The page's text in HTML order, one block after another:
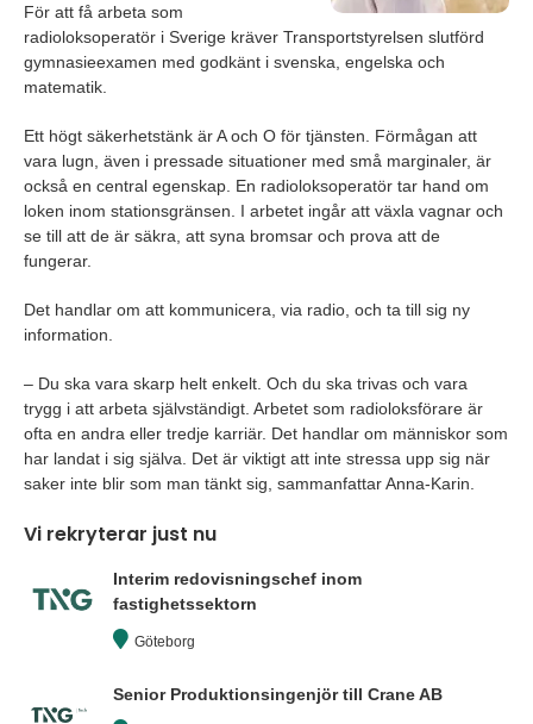
För att få arbeta som
radioloksoperatör i Sverige kräver Transportstyrelsen slutförd
gymnasieexamen med godkänt i svenska, engelska och
matematik.
Ett högt säkerhetstänk är A och O för tjänsten. Förmågan att
vara lugn, även i pressade situationer med små marginaler, är
också en central egenskap. En radioloksoperatör tar hand om
loken inom stationsgränsen. I arbetet ingår att växla vagnar och
se till att de är säkra, att syna bromsar och prova att de
fungerar.
Det handlar om att kommunicera, via radio, och ta till sig ny
information.
– Du ska vara skarp helt enkelt. Och du ska trivas och vara
trygg i att arbeta självständigt. Arbetet som radioloksförare är
ofta en andra eller tredje karriär. Det handlar om människor som
har landat i sig själva. Det är viktigt att inte stressa upp sig när
saker inte blir som man tänkt sig, sammanfattar Anna-Karin.
Vi rekryterar just nu
Interim redovisningschef inom
fastighetssektorn
Göteborg
Senior Produktionsingenjör till Crane AB